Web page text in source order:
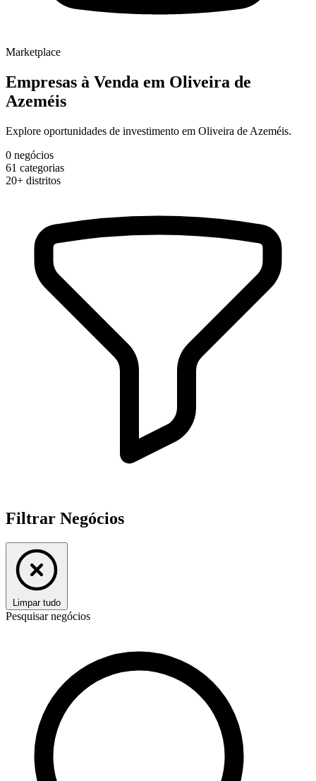
Marketplace
Empresas à Venda em Oliveira de
Azeméis
Explore oportunidades de investimento em Oliveira de Azeméis.
0 negócios
61 categorias
20+ distritos
Filtrar Negócios
Limpar tudo
Pesquisar negócios